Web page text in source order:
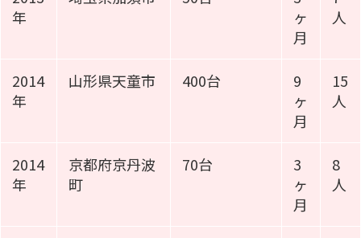
年
ヶ
月
人
2014
年
山形県天童市 400台
9
ヶ
月
15
人
2014
年
京都府京丹波
町
70台
3
ヶ
月
8
人